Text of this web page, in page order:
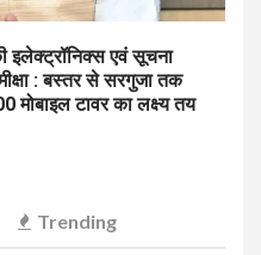
इलेक्ट्रॉनिक्स एवं सूचना
: बस्तर से सरगुजा तक
मोबाइल टावर का लक्ष्य तय
Trending